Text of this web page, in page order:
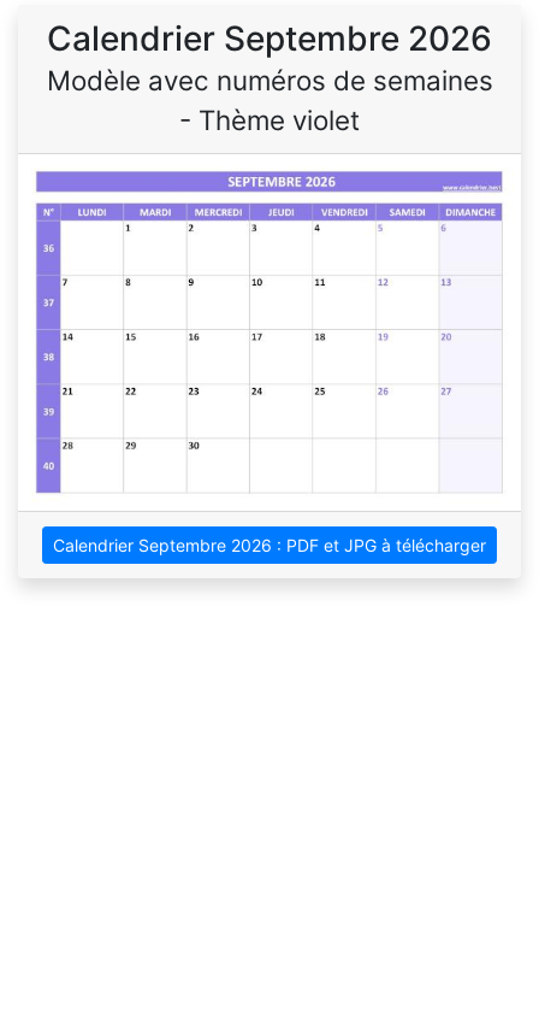
Calendrier Septembre 2026
Modèle avec numéros de semaines
- Thème violet
Calendrier Septembre 2026 : PDF et JPG à télécharger